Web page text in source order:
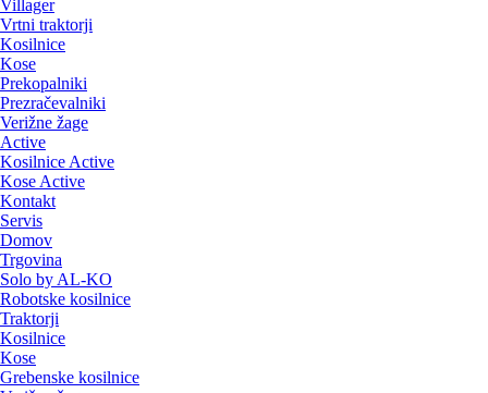
Villager
Vrtni traktorji
Kosilnice
Kose
Prekopalniki
Prezračevalniki
Verižne žage
Active
Kosilnice Active
Kose Active
Kontakt
Servis
Domov
Trgovina
Solo by AL-KO
Robotske kosilnice
Traktorji
Kosilnice
Kose
Grebenske kosilnice